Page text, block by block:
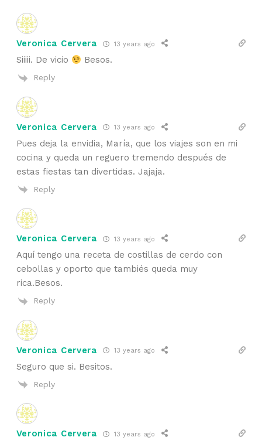
Veronica Cervera 13 years ago
Siiiii. De vicio Besos.
Reply
Veronica Cervera 13 years ago
Pues deja la envidia, María, que los viajes son en mi
cocina y queda un reguero tremendo después de
estas fiestas tan divertidas. Jajaja.
Reply
Veronica Cervera 13 years ago
Aquí tengo una receta de costillas de cerdo con
cebollas y oporto que tambiés queda muy
rica.Besos.
Reply
Veronica Cervera 13 years ago
Seguro que si. Besitos.
Reply
Veronica Cervera 13 years ago